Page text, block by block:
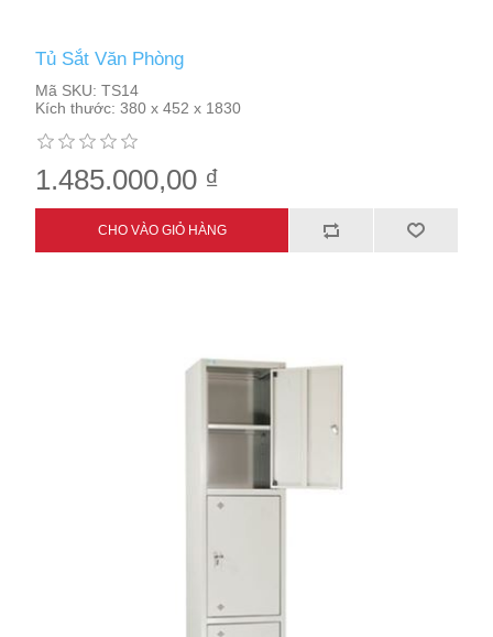
Tủ Sắt Văn Phòng
Mã SKU: TS14
Kích thước: 380 x 452 x 1830
1.485.000,00 ₫